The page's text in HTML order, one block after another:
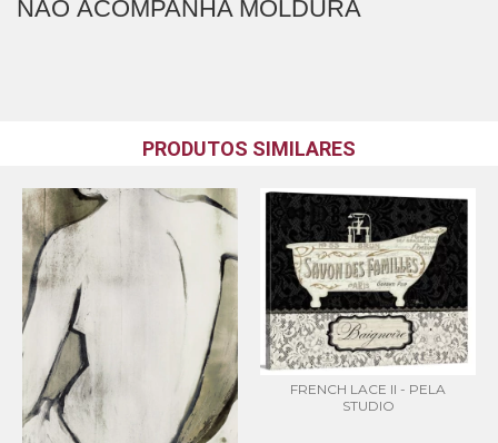
NÃO ACOMPANHA MOLDURA
PRODUTOS SIMILARES
FRENCH LACE II - PELA
STUDIO